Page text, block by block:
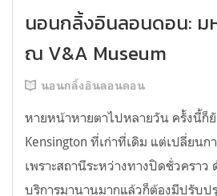
นอนกลิ้งอินลอนดอน: ม
ณ V&A Museum
นอนกลิ้งอินลอนดอน
หายหน้าหายตาไปหลายวัน ครั้งนี้ก็
Kensington ที่เก่าที่เดิม แต่เปลี่ยน
เพราะสถานีระหว่างทางปิดชั่วครา
บริการมานานมากแล้วก็ต้องมีปรับป